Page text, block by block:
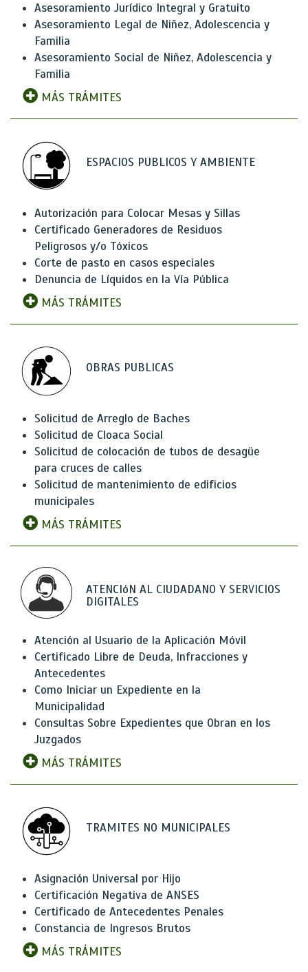
Asesoramiento Jurídico Integral y Gratuito
Asesoramiento Legal de Niñez, Adolescencia y
Familia
Asesoramiento Social de Niñez, Adolescencia y
Familia
MÁS TRÁMITES
ESPACIOS PUBLICOS Y AMBIENTE
Autorización para Colocar Mesas y Sillas
Certificado Generadores de Residuos
Peligrosos y/o Tóxicos
Corte de pasto en casos especiales
Denuncia de Líquidos en la Vía Pública
MÁS TRÁMITES
OBRAS PUBLICAS
Solicitud de Arreglo de Baches
Solicitud de Cloaca Social
Solicitud de colocación de tubos de desagüe
para cruces de calles
Solicitud de mantenimiento de edificios
municipales
MÁS TRÁMITES
ATENCIóN AL CIUDADANO Y SERVICIOS
DIGITALES
Atención al Usuario de la Aplicación Móvil
Certificado Libre de Deuda, Infracciones y
Antecedentes
Como Iniciar un Expediente en la
Municipalidad
Consultas Sobre Expedientes que Obran en los
Juzgados
MÁS TRÁMITES
TRAMITES NO MUNICIPALES
Asignación Universal por Hijo
Certificación Negativa de ANSES
Certificado de Antecedentes Penales
Constancia de Ingresos Brutos
MÁS TRÁMITES